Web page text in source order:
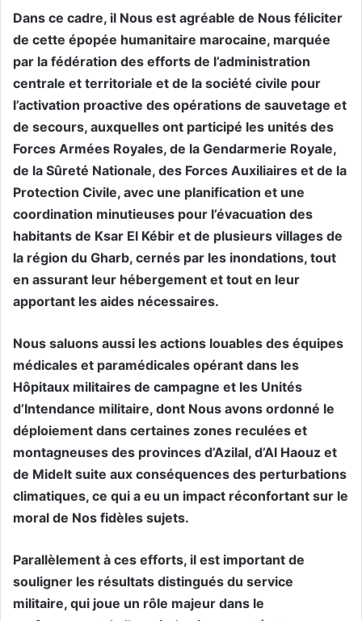
Dans ce cadre, il Nous est agréable de Nous féliciter
de cette épopée humanitaire marocaine, marquée
par la fédération des efforts de l’administration
centrale et territoriale et de la société civile pour
l’activation proactive des opérations de sauvetage et
de secours, auxquelles ont participé les unités des
Forces Armées Royales, de la Gendarmerie Royale,
de la Sûreté Nationale, des Forces Auxiliaires et de la
Protection Civile, avec une planification et une
coordination minutieuses pour l’évacuation des
habitants de Ksar El Kébir et de plusieurs villages de
la région du Gharb, cernés par les inondations, tout
en assurant leur hébergement et tout en leur
apportant les aides nécessaires.
Nous saluons aussi les actions louables des équipes
médicales et paramédicales opérant dans les
Hôpitaux militaires de campagne et les Unités
d’Intendance militaire, dont Nous avons ordonné le
déploiement dans certaines zones reculées et
montagneuses des provinces d’Azilal, d’Al Haouz et
de Midelt suite aux conséquences des perturbations
climatiques, ce qui a eu un impact réconfortant sur le
moral de Nos fidèles sujets.
Parallèlement à ces efforts, il est important de
souligner les résultats distingués du service
militaire, qui joue un rôle majeur dans le